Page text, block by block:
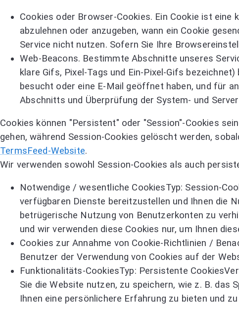
Cookies oder Browser-Cookies. Ein Cookie ist eine
abzulehnen oder anzugeben, wann ein Cookie
Service nicht nutzen. Sofern Sie Ihre
Web-Beacons. Bestimmte Abschnitte unseres
klare Gifs, Pixel-Tags und Ein-Pixel-Gifs
besucht oder eine E-Mail geöffnet haben, und für
Abschnitts und Überprüfung der System- und
Cookies können "Persistent" oder "Session"-Cookies
gehen, während Session-Cookies gelöscht werden,
TermsFeed-Website.
Wir verwenden sowohl Session-Cookies als auch
Notwendige / wesentliche CookiesTyp: Session-
verfügbaren Dienste bereitzustellen und Ihnen die
betrügerische Nutzung von Benutzerkonten zu
und wir verwenden diese Cookies nur, um Ihnen
Cookies zur Annahme von Cookie-Richtlinien /
Benutzer der Verwendung von Cookies auf der
Funktionalitäts-CookiesTyp: Persistente
Sie die Website nutzen, zu speichern, wie z. B.
Ihnen eine persönlichere Erfahrung zu bieten und